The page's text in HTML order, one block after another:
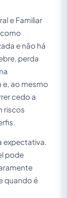
e Familiar
e não há
perda
e, ao mesmo
cedo a
riscos
expectativa.
pode
quando é